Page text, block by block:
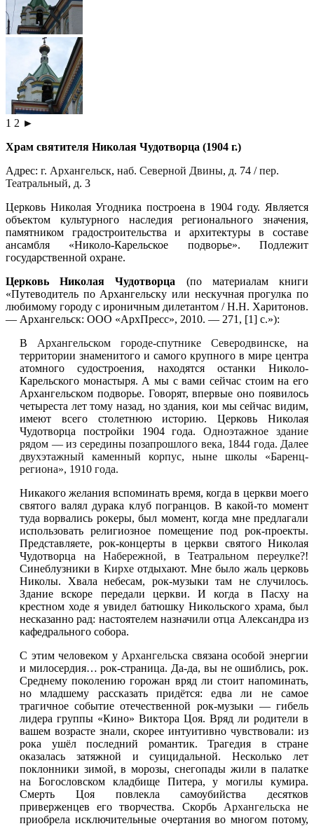
1 2 ►
Храм святителя Николая Чудотворца (1904 г.)
Адрес: г. Архангельск, наб. Северной Двины, д. 74 /пер.
Театральный, д. 3
Церковь Николая Угодника построена в 1904 году. Является
объектом культурного наследия регионального значения,
памятником градостроительства и архитектуры в составе
ансамбля «Николо-Карельское подворье». Подлежит
государственной охране.
Церковь Николая Чудотворца (по материалам книги
«Путеводитель по Архангельску или нескучная прогулка по
любимому городу с ироничным дилетантом / Н.Н. Харитонов.
— Архангельск: ООО «АрхПресс», 2010. — 271, [1] с.»):
В Архангельском городе-спутнике Северодвинске, на
территории знаменитого и самого крупного в мире центра
атомного судостроения, находятся останки Николо-
Карельского монастыря. А мы с вами сейчас стоим на его
Архангельском подворье. Говорят, впервые оно появилось
четыреста лет тому назад, но здания, кои мы сейчас видим,
имеют всего столетнюю историю. Церковь Николая
Чудотворца постройки 1904 года.Одноэтажное здание
рядом — из середины позапрошлого века, 1844 года. Далее
двухэтажный каменный корпус, ныне школы «Баренц-
региона», 1910 года.
Никакого желания вспоминать время, когда в церкви моего
святого валял дурака клуб погранцов. В какой-то момент
туда ворвались рокеры, был момент, когда мне предлагали
использовать религиозное помещение под рок-проекты.
Представляете, рок-концерты в церкви святого Николая
Чудотворца наНабережной, вТеатральном переулке?!
Синеблузники в Кирхеотдыхают. Мне было жаль церковь
Николы. Хвала небесам, рок-музыки там не случилось.
Здание вскоре передали церкви. И когда в Пасху на
крестном ходе я увидел батюшку Никольского храма, был
несказанно рад: настоятелем назначили отца Александра из
кафедрального собора.
С этим человеком у Архангельска связана особой энергии
и милосердия… рок-страница. Да-да, вы не ошиблись, рок.
Среднему поколению горожан вряд ли стоит напоминать,
но младшему рассказать придётся: едва ли не самое
трагичное событие отечественной рок-музыки — гибель
лидера группы «Кино» Виктора Цоя. Вряд ли родители в
вашем возрасте знали, скорее интуитивно чувствовали: из
рока ушёл последний романтик. Трагедия в стране
оказалась затяжной и суицидальной. Несколько лет
поклонники зимой, в морозы, снегопады жили в палатке
на Богословском кладбище Питера, у могилы кумира.
Смерть Цоя повлекла самоубийства десятков
приверженцев его творчества. Скорбь Архангельска не
приобрела исключительные очертания во многом потому,